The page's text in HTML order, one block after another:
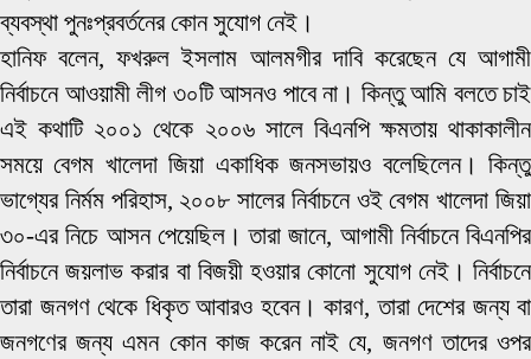
ব্যবস্থা পুনঃপ্রবর্তনের কোন সুযোগ নেই।
হানিফ বলেন, ফখরুল ইসলাম আলমগীর দাবি করেছেন যে আগামী
নির্বাচনে আওয়ামী লীগ ৩০টি আসনও পাবে না। কিন্তু আমি বলতে চাই
এই কথাটি ২০০১ থেকে ২০০৬ সালে বিএনপি ক্ষমতায় থাকাকালীন
সময়ে বেগম খালেদা জিয়া একাধিক জনসভায়ও বলেছিলেন। কিন্তু
ভাগ্যের নির্মম পরিহাস, ২০০৮ সালের নির্বাচনে ওই বেগম খালেদা জিয়া
৩০-এর নিচে আসন পেয়েছিল। তারা জানে, আগামী নির্বাচনে বিএনপির
নির্বাচনে জয়লাভ করার বা বিজয়ী হওয়ার কোনো সুযোগ নেই। নির্বাচনে
তারা জনগণ থেকে ধিকৃত আবারও হবেন। কারণ, তারা দেশের জন্য বা
জনগণের জন্য এমন কোন কাজ করেন নাই যে, জনগণ তাদের ওপর